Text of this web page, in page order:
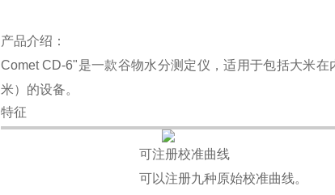
产品介绍：
Comet CD-6"是一款谷物水分测定仪，适用于包括大米
米）的设备。
特征
可注册校准曲线
可以注册九种原始校准曲线。